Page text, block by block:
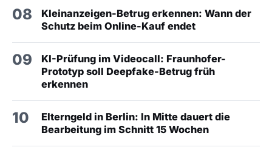
08
Kleinanzeigen-Betrug erkennen: Wann der
Schutz beim Online-Kauf endet
09
KI-Prüfung im Videocall: Fraunhofer-
Prototyp soll Deepfake-Betrug früh
erkennen
10
Elterngeld in Berlin: In Mitte dauert die
Bearbeitung im Schnitt 15 Wochen